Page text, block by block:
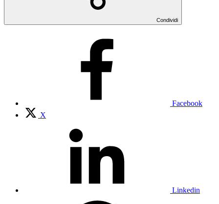
Condividi
Facebook
X
Linkedin